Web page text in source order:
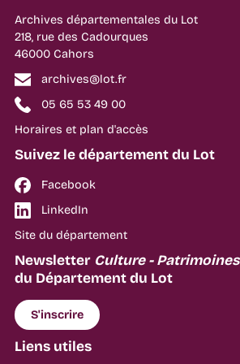
Archives départementales du Lot
218, rue des Cadourques
46000 Cahors
archives@lot.fr
05 65 53 49 00
Horaires et plan d'accès
Suivez le département du Lot
Facebook
LinkedIn
Site du département
Newsletter Culture - Patrimoines
du Département du Lot
S'inscrire
Liens utiles